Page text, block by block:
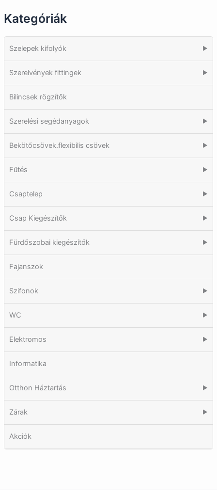
Kategóriák
Szelepek kifolyók ▶
Szerelvények fittingek ▶
Bilincsek rögzítők
Szerelési segédanyagok ▶
Bekötőcsövek.flexibilis csövek ▶
Fűtés ▶
Csaptelep ▶
Csap Kiegészítők ▶
Fürdőszobai kiegészítők ▶
Fajanszok
Szifonok ▶
WC ▶
Elektromos ▶
Informatika
Otthon Háztartás ▶
Zárak ▶
Akciók